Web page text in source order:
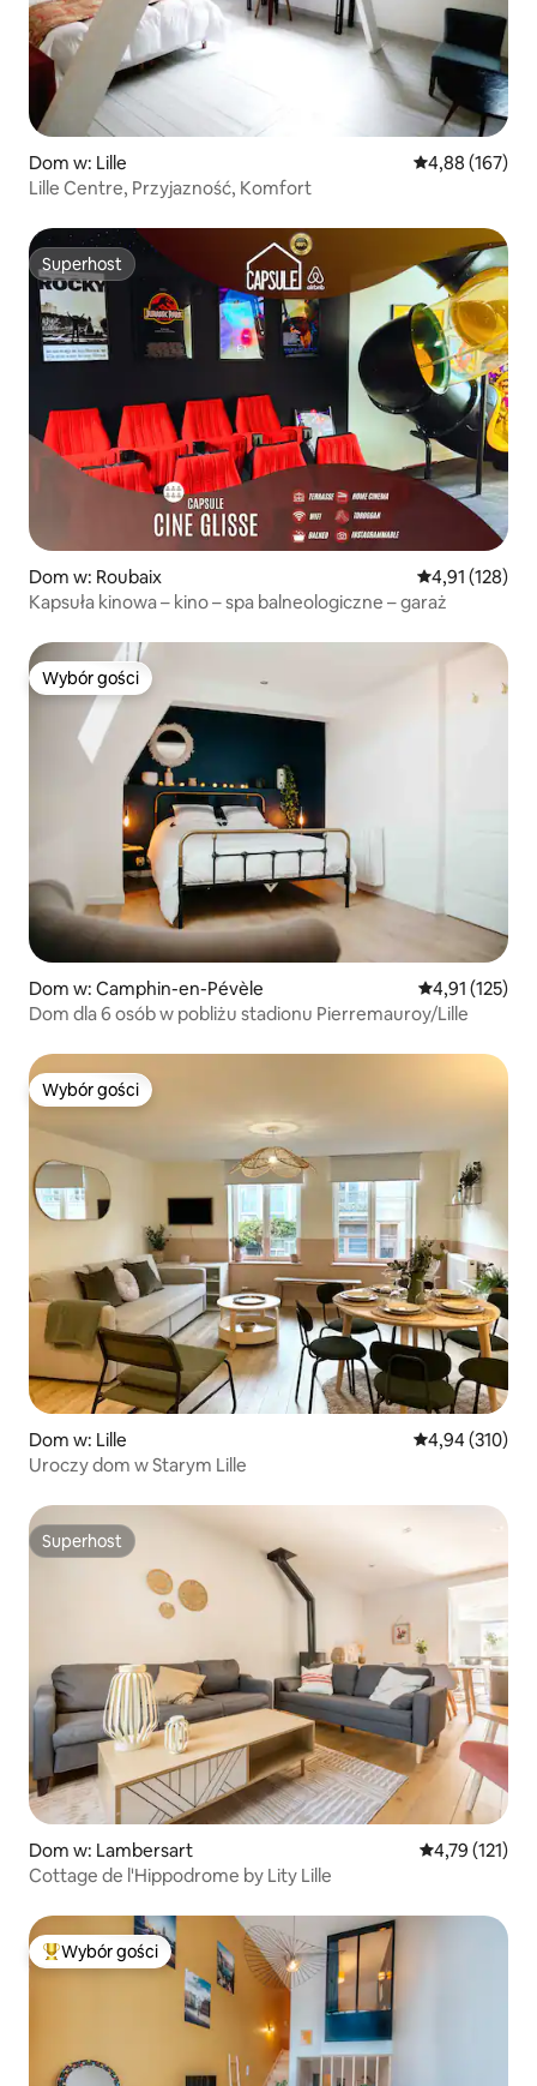
Dom w: Lille Średnia
4,88 (167)
Lille Centre, Przyjazność, Komfort
Superhost
Superhost
Dom w: Roubaix Średnia
4,91 (128)
Kapsuła kinowa – kino – spa balneologiczne – garaż
Wybór gości
Wybór gości
Dom w: Camphin-en-Pévèle Średnia
4,91 (125)
Dom dla 6 osób w pobliżu stadionu Pierremauroy/Lille
Wybór gości
Wybór gości
Dom w: Lille Średnia
4,94 (310)
Uroczy dom w Starym Lille
Superhost
Superhost
Dom w: Lambersart Średnia
4,79 (121)
Cottage de l'Hippodrome by Lity Lille
Najpopularniejsze z kategorii Wybór gości
Wybór gości